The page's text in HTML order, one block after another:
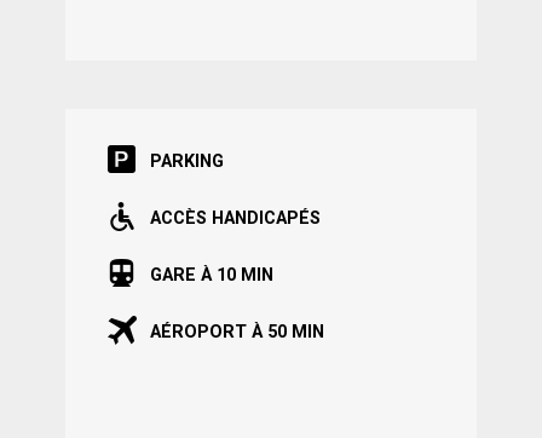
PARKING
ACCÈS HANDICAPÉS
GARE À 10 MIN
AÉROPORT À 50 MIN